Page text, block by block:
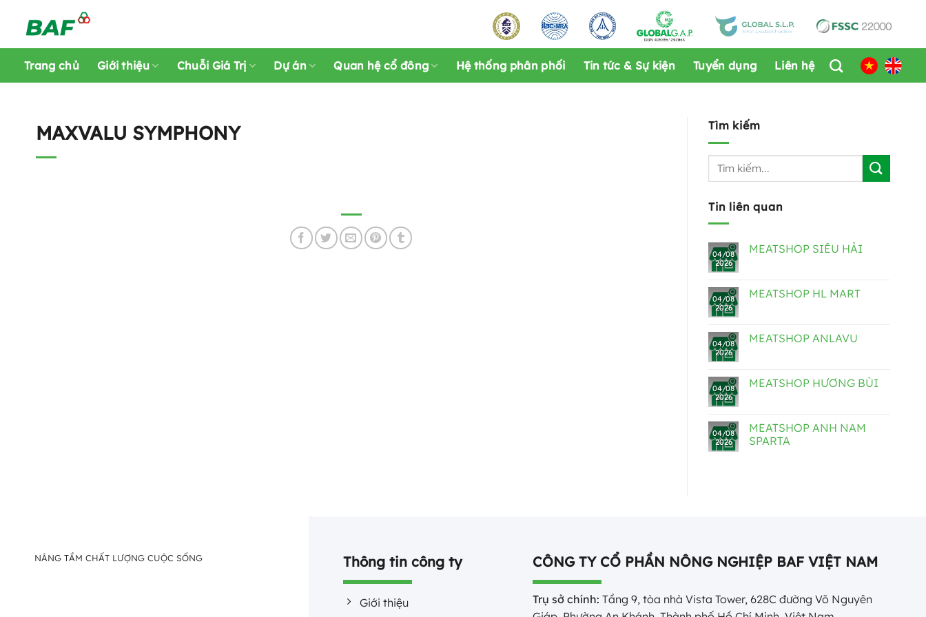
Trang chủ
Giới thiệu Chuỗi Giá Trị Dự án Quan hệ cổ đông Hệ thống phân phối Tin tức & Sự kiện Tuyển dụng Liên hệ
MAXVALU SYMPHONY Tìm kiếm
Tin liên quan
04/08
2026
MEATSHOP SIÊU HẢI
04/08
2026
MEATSHOP HL MART
04/08
2026
MEATSHOP ANLAVU
04/08
2026
MEATSHOP HƯƠNG BÙI
04/08
2026
MEATSHOP ANH NAM
SPARTA
NÂNG TẦM CHẤT LƯỢNG CUỘC SỐNG Thông tin công ty
Giới thiệu
CÔNG TY CỔ PHẦN NÔNG NGHIỆP BAF VIỆT NAM
Trụ sở chính: Tầng 9, tòa nhà Vista Tower, 628C đường Võ Nguyên